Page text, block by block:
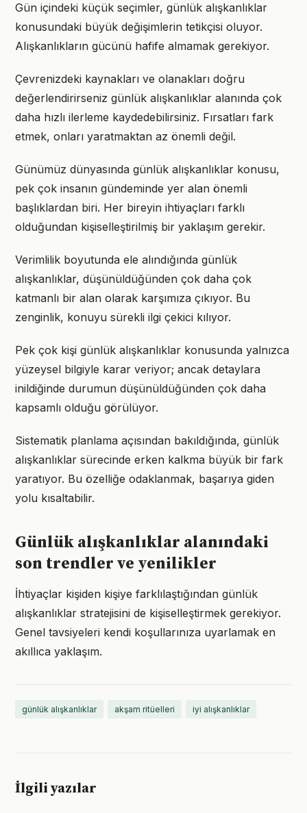
Gün içindeki küçük seçimler, günlük alışkanlıklar
konusundaki büyük değişimlerin tetikçisi oluyor.
Alışkanlıkların gücünü hafife almamak gerekiyor.
Çevrenizdeki kaynakları ve olanakları doğru
değerlendirirseniz günlük alışkanlıklar alanında çok
daha hızlı ilerleme kaydedebilirsiniz. Fırsatları fark
etmek, onları yaratmaktan az önemli değil.
Günümüz dünyasında günlük alışkanlıklar konusu,
pek çok insanın gündeminde yer alan önemli
başlıklardan biri. Her bireyin ihtiyaçları farklı
olduğundan kişiselleştirilmiş bir yaklaşım gerekir.
Verimlilik boyutunda ele alındığında günlük
alışkanlıklar, düşünüldüğünden çok daha çok
katmanlı bir alan olarak karşımıza çıkıyor. Bu
zenginlik, konuyu sürekli ilgi çekici kılıyor.
Pek çok kişi günlük alışkanlıklar konusunda yalnızca
yüzeysel bilgiyle karar veriyor; ancak detaylara
inildiğinde durumun düşünüldüğünden çok daha
kapsamlı olduğu görülüyor.
Sistematik planlama açısından bakıldığında, günlük
alışkanlıklar sürecinde erken kalkma büyük bir fark
yaratıyor. Bu özelliğe odaklanmak, başarıya giden
yolu kısaltabilir.
Günlük alışkanlıklar alanındaki
son trendler ve yenilikler
İhtiyaçlar kişiden kişiye farklılaştığından günlük
alışkanlıklar stratejisini de kişiselleştirmek gerekiyor.
Genel tavsiyeleri kendi koşullarınıza uyarlamak en
akıllıca yaklaşım.
günlük alışkanlıklar akşam ritüelleri iyi alışkanlıklar
İlgili yazılar